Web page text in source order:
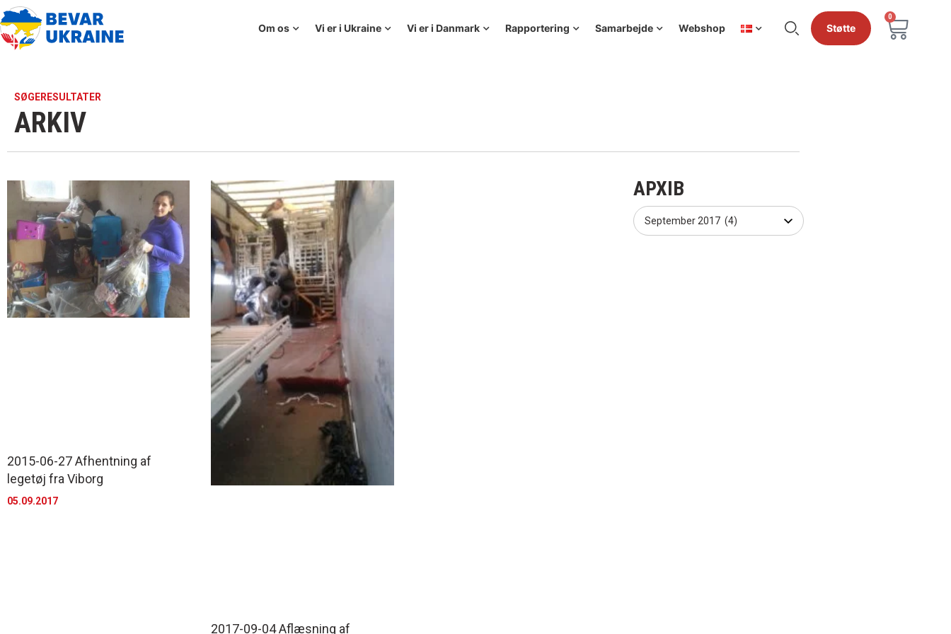
Om os Vi er i Ukraine Vi er i Danmark Rapportering Samarbejde Webshop Støtte
0
SØGERESULTATER
ARKIV
2015-06-27 Afhentning af
legetøj fra Viborg
05.09.2017
2017-09-04 Aflæsning af
АРХІВ